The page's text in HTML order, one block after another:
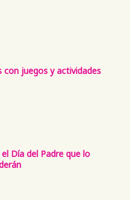
con juegos y actividades
Día del Padre que lo